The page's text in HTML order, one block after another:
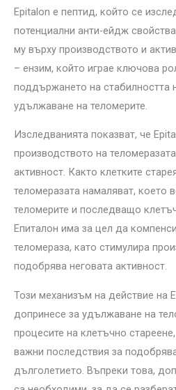
Epitalon е пептид, който се
потенциални анти-ейдж
му върху производството и
– ензим, който играе ключова
поддържането на стабилността
удължаване на теломерите.
Изследванията показват, че
производството на
активност. Както клетките
теломеразата намаляват, което
теломерите и последващо
Епиталон има за цел да
теломераза, като стимулира
подобрява неговата активност.
Този механизъм на действие на
допринесе за удължаване на
процесите на клетъчно
важни последствия за
дълголетието. Въпреки това,